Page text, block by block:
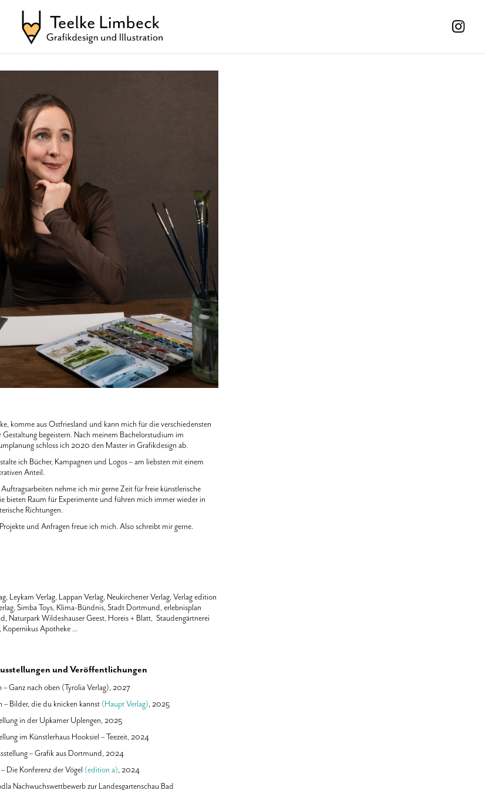
komme aus Ostfriesland und kann mich für die verschiedensten
Gestaltung begeistern. Nach meinem Bachelorstudium im
schloss ich 2020 den Master in Grafikdesign ab.
ich Bücher, Kampagnen und Logos – am liebsten mit einem
Anteil.
nehme ich mir gerne Zeit für freie künstlerische
bieten Raum für Experimente und führen mich immer wieder in
Richtungen.
und Anfragen freue ich mich. Also schreibt mir gerne.
Leykam Verlag, Lappan Verlag, Neukirchener Verlag, Verlag edition
Simba Toys, Klima-Bündnis, Stadt Dortmund, erlebnisplan
Naturpark Wildeshauser Geest, Horeis + Blatt, Staudengärtnerei
Kopernikus Apotheke ...
und Veröffentlichungen
– Ganz nach oben (Tyrolia Verlag), 2027
– Bilder, die du knicken kannst (Haupt Verlag), 2025
in der Upkamer Uplengen, 2025
im Künstlerhaus Hooksiel – Teezeit, 2024
– Grafik aus Dortmund, 2024
Die Konferenz der Vögel (edition a), 2024
Nachwuchswettbewerb zur Landesgartenschau Bad